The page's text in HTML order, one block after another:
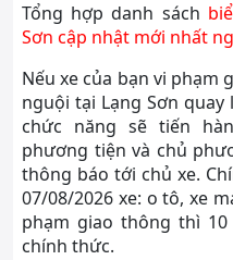
Tổng hợp danh sách
Sơn cập nhật mới nhất
Nếu xe của bạn vi phạm
nguội tại Lạng Sơn
chức năng sẽ tiến
phương tiện và chủ
thông báo tới chủ xe.
07/08/2026 xe: o tô, xe
phạm giao thông thì
chính thức.